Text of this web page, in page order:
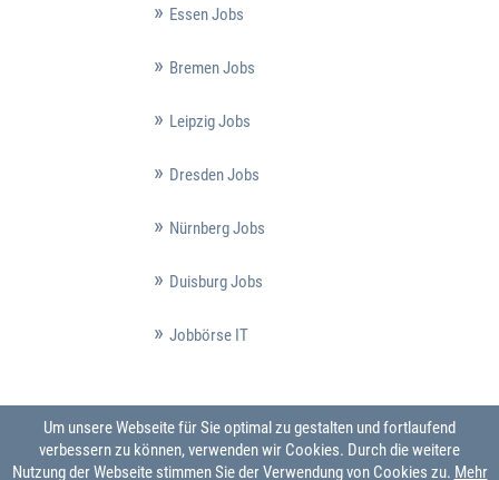
Essen Jobs
Bremen Jobs
Leipzig Jobs
Dresden Jobs
Nürnberg Jobs
Duisburg Jobs
Jobbörse IT
Um unsere Webseite für Sie optimal zu gestalten und fortlaufend
verbessern zu können, verwenden wir Cookies. Durch die weitere
Nutzung der Webseite stimmen Sie der Verwendung von Cookies zu. Mehr